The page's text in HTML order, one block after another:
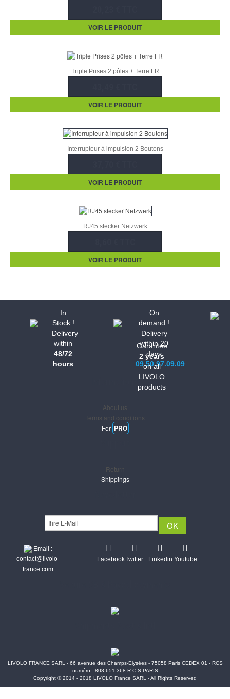
VOIR LE PRODUIT
Triple Prises 2 pôles + Terre FR
VOIR LE PRODUIT
Interrupteur à impulsion 2 Boutons
VOIR LE PRODUIT
RJ45 stecker Netzwerk
VOIR LE PRODUIT
In
Stock !
Delivery
within
48/72
hours
On
demand !
Delivery
within 20
days
09.50.97.09.09
Garantee
2 years
on all
LIVOLO
products
About us
Terms and conditions
For PRO
Return
Shippings
Email :
contact@livolo-
france.com
FacebookTwitter Linkedin Youtube
LIVOLO FRANCE SARL - 66 avenue des Champs-Elysées - 75058 Paris CEDEX 01 - RCS
numéro : 808 651 368 R.C.S PARIS
Copyright © 2014 - 2018 LIVOLO France SARL - All Rights Reserved